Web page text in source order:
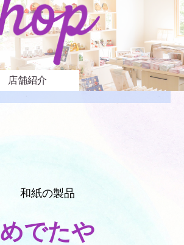
店舗紹介
和紙の製品
めでたや